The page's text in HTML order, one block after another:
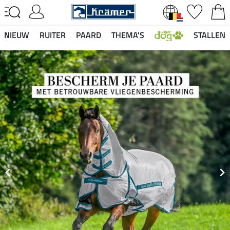
NIEUW RUITER PAARD THEMA'S STALLEN